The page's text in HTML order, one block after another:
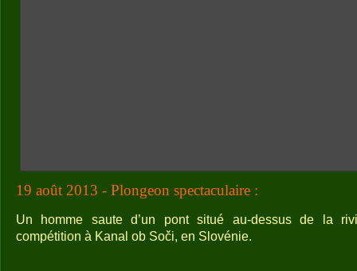
19 août 2013 - Plongeon spectaculaire :
Un homme saute d’un pont situé au-dessus de la
compétition à Kanal ob Soči, en Slovénie.